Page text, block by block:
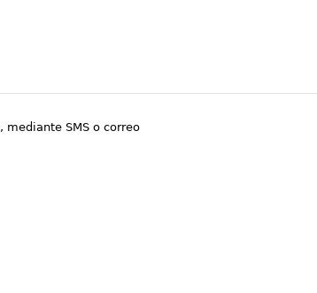
, mediante SMS o correo